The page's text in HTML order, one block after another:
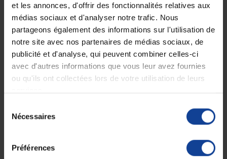
et les annonces, d'offrir des fonctionnalités relatives aux
médias sociaux et d'analyser notre trafic. Nous
partageons également des informations sur l'utilisation de
notre site avec nos partenaires de médias sociaux, de
publicité et d'analyse, qui peuvent combiner celles-ci
avec d'autres informations que vous leur avez fournies
ou qu'ils ont collectées lors de votre utilisation de leurs
Nécessaires
Préférences
Indication :
• conçu pour les hommes souffrant d’incontinence urinaire,
• permet de maintenir au sec toute la journée,
• adapté aux verges d'une longueur de 5 cm et plus,
• compatible avec toutes les poches à urine de la gamme Conveen.
Composition :
• adhésif spécialement étudié pour être fiable et respectueux de la
peau,